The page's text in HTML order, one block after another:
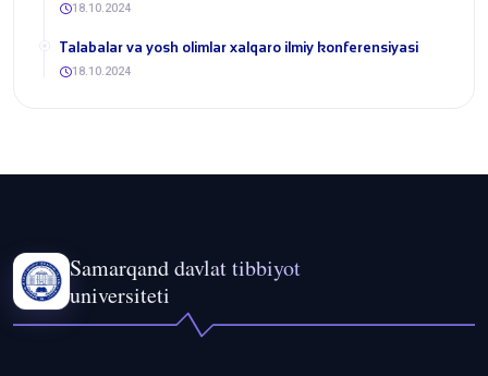
18.10.2024
Talabalar va yosh olimlar xalqaro ilmiy konferensiyasi
18.10.2024
Samarqand davlat tibbiyot
universiteti